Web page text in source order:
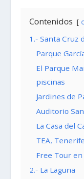
Contenidos
1.- Santa Cruz
Parque
El Parque
piscinas
Jardines de
Auditorio
La Casa del
TEA,
Free Tour
2.- La Laguna